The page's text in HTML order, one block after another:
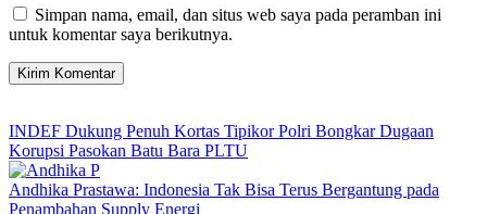
Simpan nama, email, dan situs web saya pada peramban ini
untuk komentar saya berikutnya.
INDEF Dukung Penuh Kortas Tipikor Polri Bongkar Dugaan
Korupsi Pasokan Batu Bara PLTU
Andhika Prastawa: Indonesia Tak Bisa Terus Bergantung pada
Penambahan Supply Energi